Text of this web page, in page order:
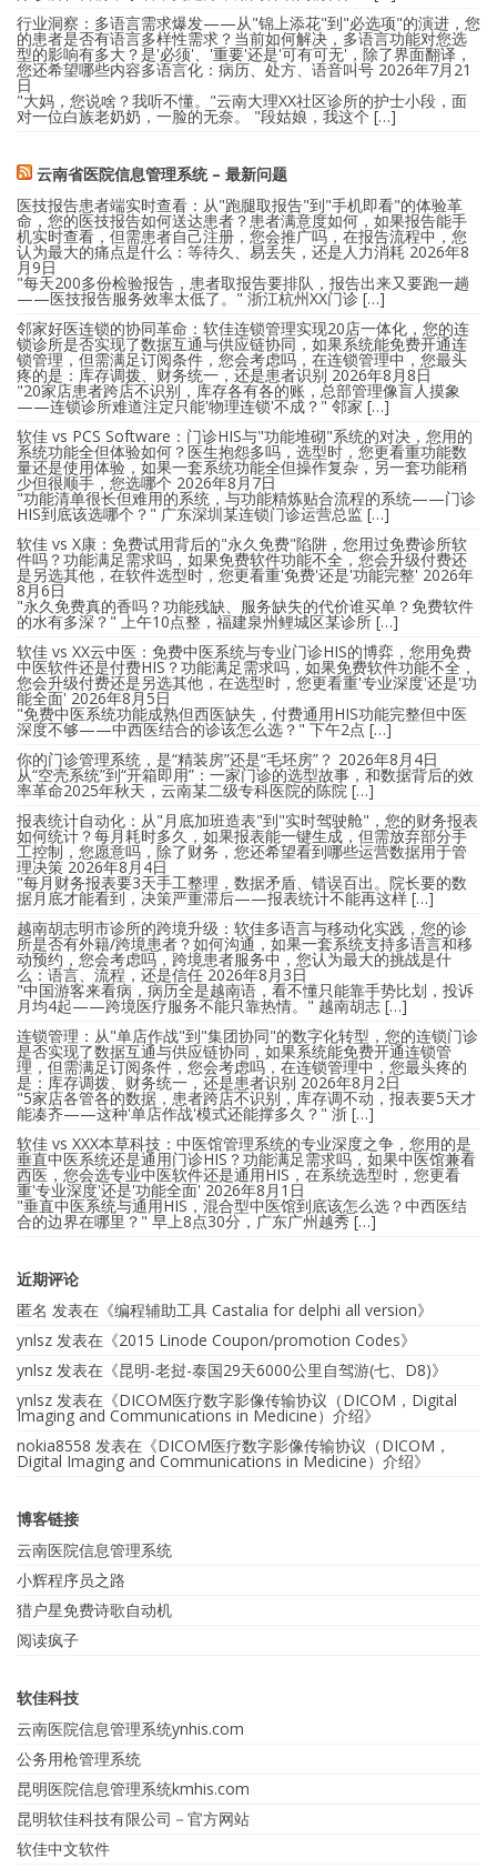
行业洞察：多语言需求爆发——从"锦上添花"到"必选项"的演进，您
的患者是否有语言多样性需求？当前如何解决，多语言功能对您选
型的影响有多大？是'必须'、'重要'还是'可有可无'，除了界面翻译，
您还希望哪些内容多语言化：病历、处方、语音叫号 2026年7月21
日
"大妈，您说啥？我听不懂。"云南大理XX社区诊所的护士小段，面
对一位白族老奶奶，一脸的无奈。 "段姑娘，我这个 […]
云南省医院信息管理系统 – 最新问题
医技报告患者端实时查看：从"跑腿取报告"到"手机即看"的体验革
命，您的医技报告如何送达患者？患者满意度如何，如果报告能手
机实时查看，但需患者自己注册，您会推广吗，在报告流程中，您
认为最大的痛点是什么：等待久、易丢失，还是人力消耗 2026年8
月9日
"每天200多份检验报告，患者取报告要排队，报告出来又要跑一趟
——医技报告服务效率太低了。" 浙江杭州XX门诊 […]
邻家好医连锁的协同革命：软佳连锁管理实现20店一体化，您的连
锁诊所是否实现了数据互通与供应链协同，如果系统能免费开通连
锁管理，但需满足订阅条件，您会考虑吗，在连锁管理中，您最头
疼的是：库存调拨、财务统一，还是患者识别 2026年8月8日
"20家店患者跨店不识别，库存各有各的账，总部管理像盲人摸象
——连锁诊所难道注定只能'物理连锁'不成？" 邻家 […]
软佳 vs PCS Software：门诊HIS与"功能堆砌"系统的对决，您用的
系统功能全但体验如何？医生抱怨多吗，选型时，您更看重功能数
量还是使用体验，如果一套系统功能全但操作复杂，另一套功能稍
少但很顺手，您选哪个 2026年8月7日
"功能清单很长但难用的系统，与功能精炼贴合流程的系统——门诊
HIS到底该选哪个？" 广东深圳某连锁门诊运营总监 […]
软佳 vs X康：免费试用背后的"永久免费"陷阱，您用过免费诊所软
件吗？功能满足需求吗，如果免费软件功能不全，您会升级付费还
是另选其他，在软件选型时，您更看重'免费'还是'功能完整' 2026年
8月6日
"永久免费真的香吗？功能残缺、服务缺失的代价谁买单？免费软件
的水有多深？" 上午10点整，福建泉州鲤城区某诊所 […]
软佳 vs XX云中医：免费中医系统与专业门诊HIS的博弈，您用免费
中医软件还是付费HIS？功能满足需求吗，如果免费软件功能不全，
您会升级付费还是另选其他，在选型时，您更看重'专业深度'还是'功
能全面' 2026年8月5日
"免费中医系统功能成熟但西医缺失，付费通用HIS功能完整但中医
深度不够——中西医结合的诊该怎么选？" 下午2点 […]
你的门诊管理系统，是“精装房”还是“毛坯房”？ 2026年8月4日
从“空壳系统”到“开箱即用”：一家门诊的选型故事，和数据背后的效
率革命2025年秋天，云南某二级专科医院的陈院 […]
报表统计自动化：从"月底加班造表"到"实时驾驶舱"，您的财务报表
如何统计？每月耗时多久，如果报表能一键生成，但需放弃部分手
工控制，您愿意吗，除了财务，您还希望看到哪些运营数据用于管
理决策 2026年8月4日
"每月财务报表要3天手工整理，数据矛盾、错误百出。院长要的数
据月底才能看到，决策严重滞后——报表统计不能再这样 […]
越南胡志明市诊所的跨境升级：软佳多语言与移动化实践，您的诊
所是否有外籍/跨境患者？如何沟通，如果一套系统支持多语言和移
动预约，您会考虑吗，跨境患者服务中，您认为最大的挑战是什
么：语言、流程，还是信任 2026年8月3日
"中国游客来看病，病历全是越南语，看不懂只能靠手势比划，投诉
月均4起——跨境医疗服务不能只靠热情。" 越南胡志 […]
连锁管理：从"单店作战"到"集团协同"的数字化转型，您的连锁门诊
是否实现了数据互通与供应链协同，如果系统能免费开通连锁管
理，但需满足订阅条件，您会考虑吗，在连锁管理中，您最头疼的
是：库存调拨、财务统一，还是患者识别 2026年8月2日
"5家店各管各的数据，患者跨店不识别，库存调不动，报表要5天才
能凑齐——这种'单店作战'模式还能撑多久？" 浙 […]
软佳 vs XXX本草科技：中医馆管理系统的专业深度之争，您用的是
垂直中医系统还是通用门诊HIS？功能满足需求吗，如果中医馆兼看
西医，您会选专业中医软件还是通用HIS，在系统选型时，您更看
重'专业深度'还是'功能全面' 2026年8月1日
"垂直中医系统与通用HIS，混合型中医馆到底该怎么选？中西医结
合的边界在哪里？" 早上8点30分，广东广州越秀 […]
近期评论
匿名 发表在《编程辅助工具 Castalia for delphi all version》
ynlsz 发表在《2015 Linode Coupon/promotion Codes》
ynlsz 发表在《昆明-老挝-泰国29天6000公里自驾游(七、D8)》
ynlsz 发表在《DICOM医疗数字影像传输协议（DICOM，Digital
Imaging and Communications in Medicine）介绍》
nokia8558 发表在《DICOM医疗数字影像传输协议（DICOM，
Digital Imaging and Communications in Medicine）介绍》
博客链接
云南医院信息管理系统
小辉程序员之路
猎户星免费诗歌自动机
阅读疯子
软佳科技
云南医院信息管理系统ynhis.com
公务用枪管理系统
昆明医院信息管理系统kmhis.com
昆明软佳科技有限公司－官方网站
软佳中文软件